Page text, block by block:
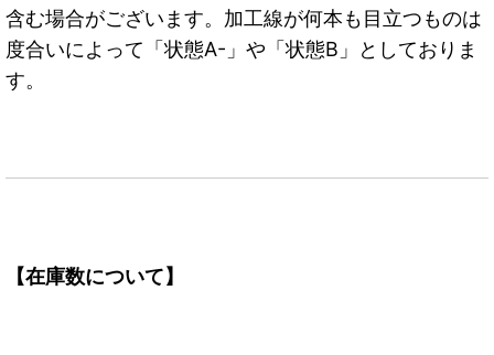
含む場合がございます。加工線が何本も目立つものは
度合いによって「状態A-」や「状態B」としておりま
す。
【在庫数について】